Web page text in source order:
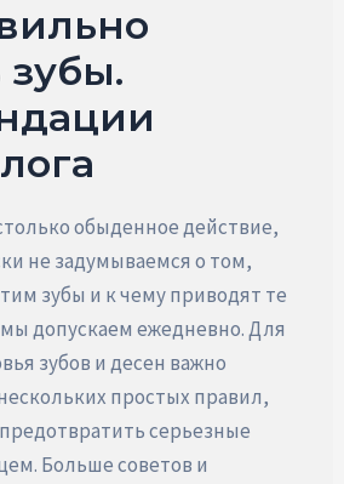
зубы.
обыденное действие,
не задумываемся о том,
зубы и к чему приводят те
допускаем ежедневно. Для
зубов и десен важно
простых правил,
серьезные
Больше советов и